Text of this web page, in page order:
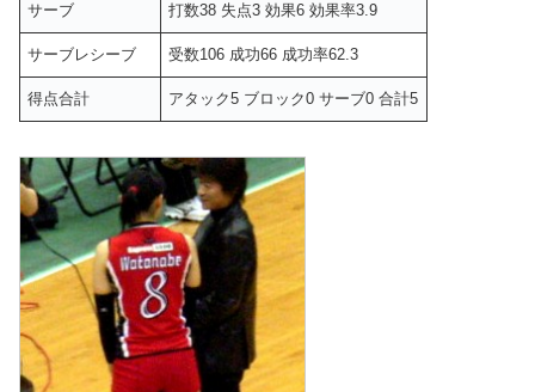
サーブ 打数38 失点3 効果6 効果率3.9
サーブレシーブ 受数106 成功66 成功率62.3
得点合計 アタック5 ブロック0 サーブ0 合計5